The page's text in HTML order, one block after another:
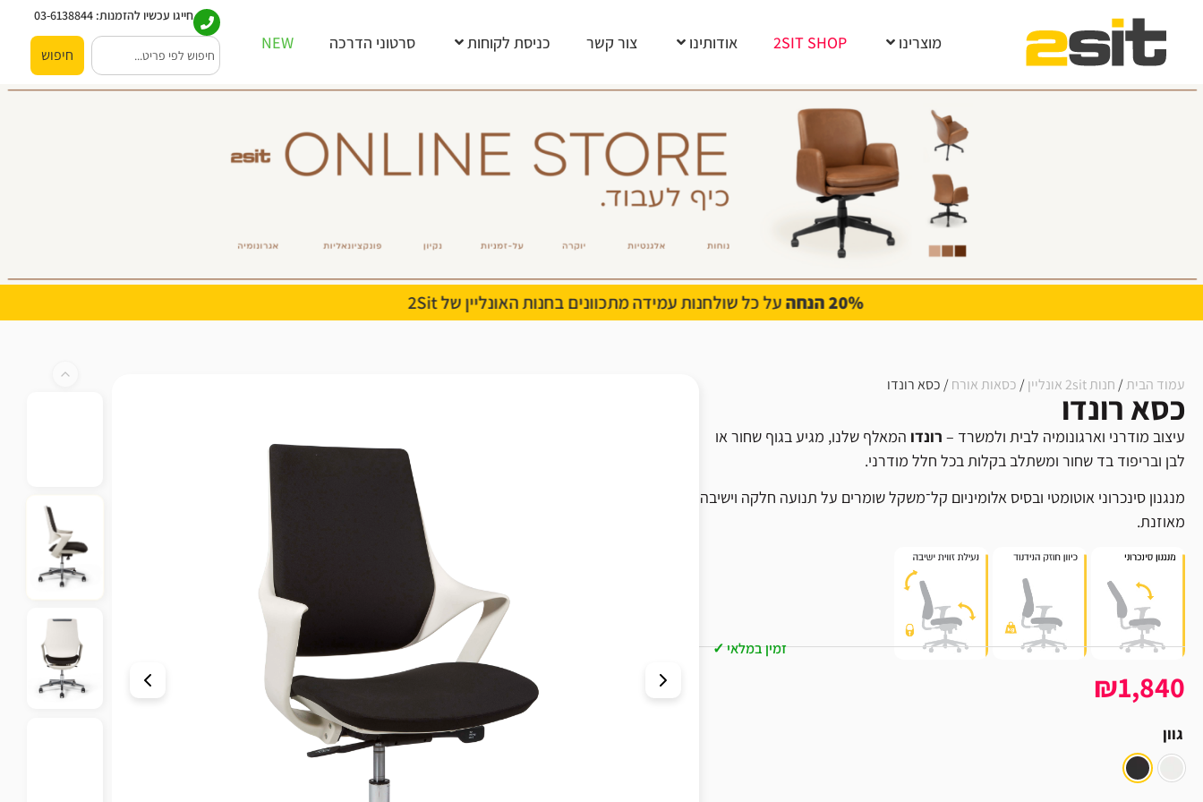
מוצרינו 2SIT SHOP אודותינו צור קשר כניסת לקוחות סרטוני הדרכה NEW
חייגו עכשיו להזמנות: 03-6138844
חיפוש
25% הנחה על כל כסאות הגיימינג בחנות האונליין של 2Sit
עמוד הבית/ חנות 2sit אונליין / כסאות אורח/ כסא רונדו
כסא רונדו
עיצוב מודרני וארגונומיה לבית ולמשרד – רונדו המאלף שלנו, מגיע בגוף שחור או
לבן ובריפוד בד שחור ומשתלב בקלות בכל חלל מודרני.
מנגנון סינכרוני אוטומטי ובסיס אלומיניום קל־משקל שומרים על תנועה חלקה וישיבה
מאוזנת.
זמין במלאי ✓
₪1,840
גוון